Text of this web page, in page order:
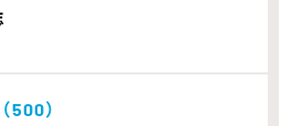
（500）